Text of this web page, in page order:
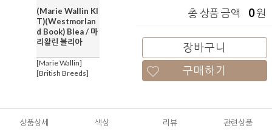
(Marie Wallin KI
T)(Westmorlan
d Book) Blea / 마
리왈린 블리아
[Marie Wallin]
[British Breeds]
총 상품 금액 0원
장바구니
구매하기
상품상세 색상 리뷰 관련상품